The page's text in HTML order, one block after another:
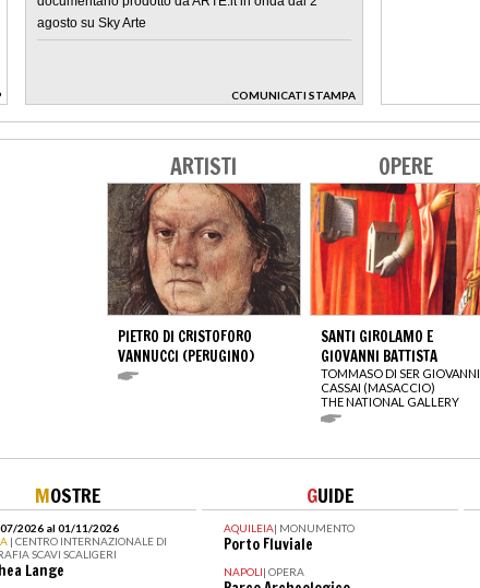
agosto su Sky Arte
COMUNICATI STAMPA
>
ARTISTI
PIETRO DI CRISTOFORO
VANNUCCI (PERUGINO)
OPERE
SANTI GIROLAMO E
GIOVANNI BATTISTA
TOMMASO DI SER GIOVANNI
CASSAI (MASACCIO)
THE NATIONAL GALLERY
MOSTRE
2026 al 01/11/2026
| CENTRO INTERNAZIONALE DI
SCAVI SCALIGERI
Lange
GUIDE
AQUILEIA| MONUMENTO
Porto Fluviale
NAPOLI| OPERA